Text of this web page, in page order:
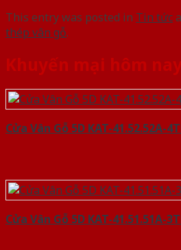
This entry was posted in Tin tức
thép vân gỗ.
Khuyến mại hôm
Cửa Vân Gỗ 5D KAT-41.52.52A-
Cửa Vân Gỗ 5D KAT-41.51.51A-